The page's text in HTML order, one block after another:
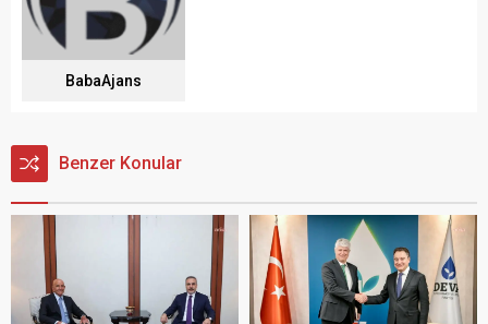
BabaAjans
Benzer Konular